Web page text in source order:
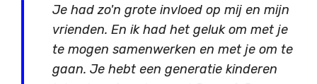
Je had zo'n grote invloed op mij en mijn
vrienden. En ik had het geluk om met je
te mogen samenwerken en met je om te
gaan. Je hebt een generatie kinderen